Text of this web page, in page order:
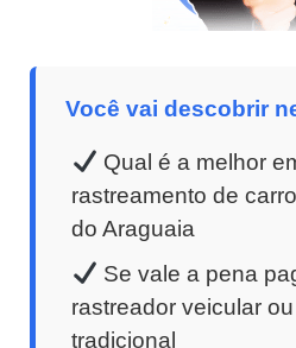
Você vai descobrir
Qual é a melhor
rastreamento de
do Araguaia
Se vale a pena
rastreador veicular
tradicional